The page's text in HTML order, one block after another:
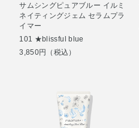
サムシングピュアブルー イルミ
ネイティングジェム セラムプラ
イマー
101 ★blissful blue
3,850円（税込）